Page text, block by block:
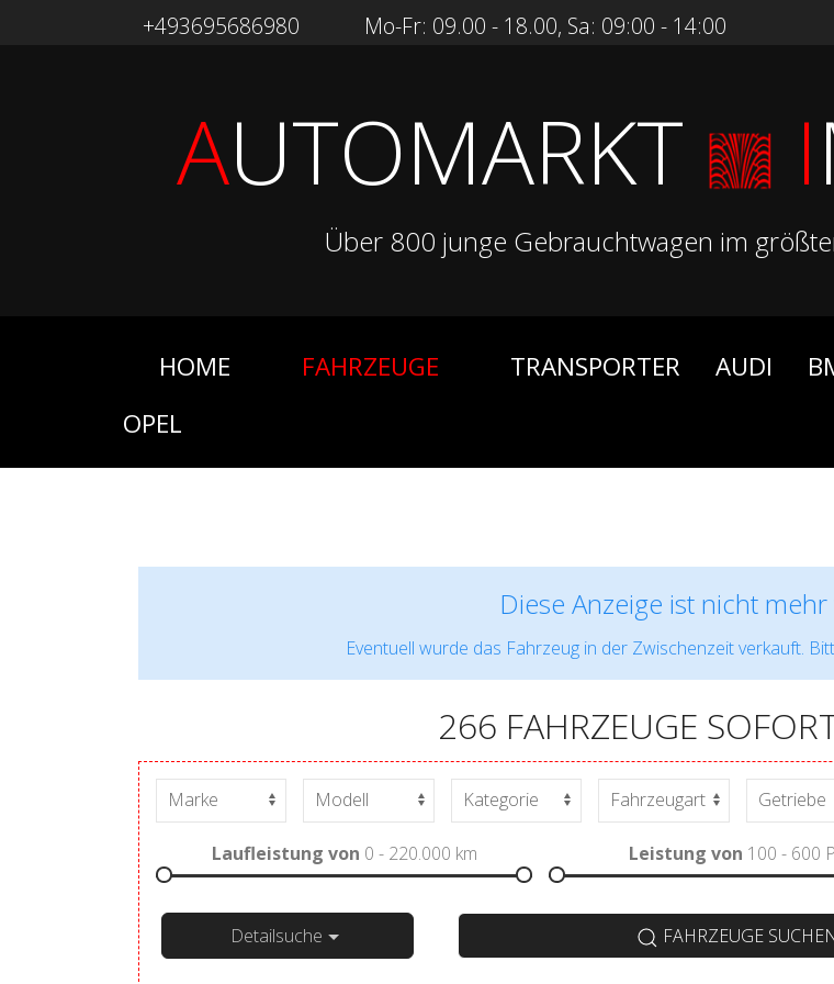
+493695686980 Mo-Fr: 09.00 - 18.00, Sa: 09:00 - 14:00
AUTOMARKT I
Über 800 junge Gebrauchtwagen im
HOME FAHRZEUGE TRANSPORTER AUDI
OPEL
Diese Anzeige ist nicht
Eventuell wurde das Fahrzeug in der Zwischenzeit verkauft.
266 FAHRZEUGE
Laufleistung von 0 - 220.000 km Leistung von 100 - 600
Detailsuche FAHRZEUGE